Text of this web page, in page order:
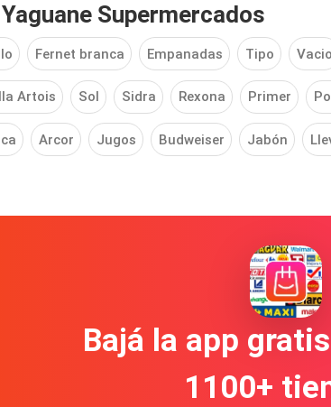
Supermercados
Fernet branca Empanadas Tipo Vacio
Artois Sol Sidra Rexona Primer
Arcor Jugos Budweiser Jabón
Bajá la app
1100+